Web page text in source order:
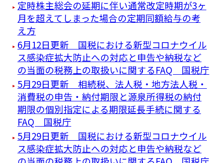
定時株主総会の延期に伴い通常改定時期が3ヶ
月を超えてしまった場合の定期同額給与の考
え方
6月12日更新 国税における新型コロナウイル
ス感染症拡大防止への対応と申告や納税など
の当面の税務上の取扱いに関するFAQ 国税庁
5月29日更新 相続税、法人税・地方法人税・
消費税の申告・納付期限と源泉所得税の納付
期限の個別指定による期限延長手続に関する
FAQ 国税庁
5月29日更新 国税における新型コロナウイル
ス感染症拡大防止への対応と申告や納税など